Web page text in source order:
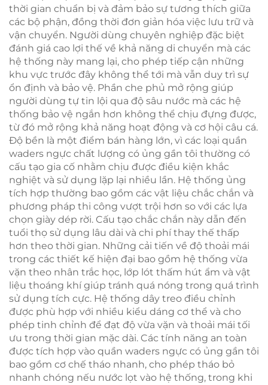
thời gian chuẩn bị và đảm bảo sự tương thích giữa
các bộ phận, đồng thời đơn giản hóa việc lưu trữ và
vận chuyển. Người dùng chuyên nghiệp đặc biệt
đánh giá cao lợi thế về khả năng di chuyển mà các
hệ thống này mang lại, cho phép tiếp cận những
khu vực trước đây không thể tới mà vẫn duy trì sự
ổn định và bảo vệ. Phần che phủ mở rộng giúp
người dùng tự tin lội qua độ sâu nước mà các hệ
thống bảo vệ ngắn hơn không thể chịu đựng được,
từ đó mở rộng khả năng hoạt động và cơ hội câu cá.
Độ bền là một điểm bán hàng lớn, vì các loại quần
waders ngực chất lượng có ủng gần tôi thường có
cấu tạo gia cố nhằm chịu được điều kiện khắc
nghiệt và sử dụng lặp lại nhiều lần. Hệ thống ủng
tích hợp thường bao gồm các vật liệu chắc chắn và
phương pháp thi công vượt trội hơn so với các lựa
chọn giày dép rời. Cấu tạo chắc chắn này dẫn đến
tuổi thọ sử dụng lâu dài và chi phí thay thế thấp
hơn theo thời gian. Những cải tiến về độ thoải mái
trong các thiết kế hiện đại bao gồm hệ thống vừa
vặn theo nhân trắc học, lớp lót thấm hút ẩm và vật
liệu thoáng khí giúp tránh quá nóng trong quá trình
sử dụng tích cực. Hệ thống dây treo điều chỉnh
được phù hợp với nhiều kiểu dáng cơ thể và cho
phép tinh chỉnh để đạt độ vừa vặn và thoải mái tối
ưu trong thời gian mặc dài. Các tính năng an toàn
được tích hợp vào quần waders ngực có ủng gần tôi
bao gồm cơ chế tháo nhanh, cho phép tháo bỏ
nhanh chóng nếu nước lọt vào hệ thống, trong khi